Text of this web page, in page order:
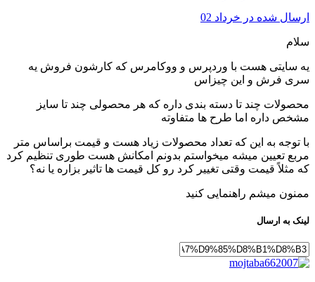
ارسال شده در خرداد 02
سلام
یه سایتی هست با وردپرس و ووکامرس که کارشون فروش یه
سری فرش و این چیزاس
محصولات چند تا دسته بندی داره که هر محصولی چند تا سایز
مشخص داره اما طرح ها متفاوته
با توجه به این که تعداد محصولات زیاد هست و قیمت براساس متر
مربع تعیین میشه میخواستم بدونم امکانش هست طوری تنظیم کرد
که مثلاً قیمت وقتی تغییر کرد رو کل قیمت ها تاثیر بزاره یا نه؟
ممنون میشم راهنمایی کنید
لینک به ارسال